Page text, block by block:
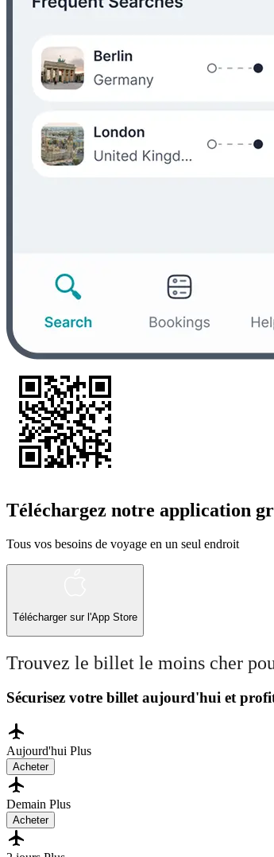
Téléchargez notre application
Tous vos besoins de voyage en un seul endroit
Télécharger sur l'App Store
Trouvez le billet le moins cher
Sécurisez votre billet aujourd'hui et
Aujourd'hui Plus
Acheter
Demain Plus
Acheter